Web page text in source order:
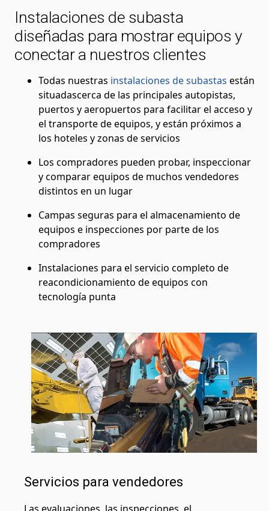
Instalaciones de subasta
diseñadas para mostrar equipos y
conectar a nuestros clientes
Todas nuestras instalaciones de subastas están
situadascerca de las principales autopistas,
puertos y aeropuertos para facilitar el acceso y
el transporte de equipos, y están próximos a
los hoteles y zonas de servicios
Los compradores pueden probar, inspeccionar
y comparar equipos de muchos vendedores
distintos en un lugar
Campas seguras para el almacenamiento de
equipos e inspecciones por parte de los
compradores
Instalaciones para el servicio completo de
reacondicionamiento de equipos con
tecnología punta
Servicios para vendedores